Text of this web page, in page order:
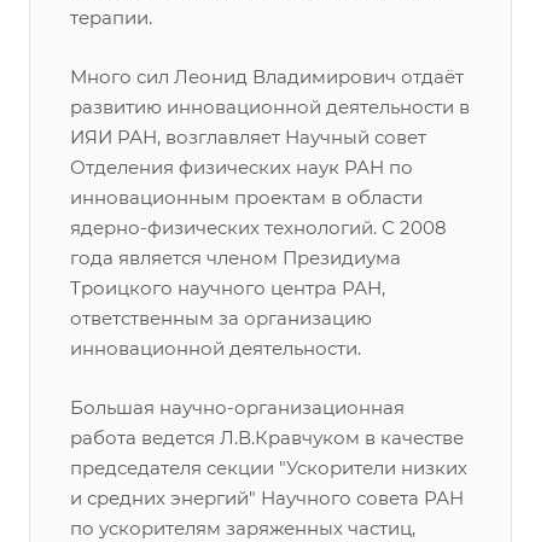
терапии.
Много сил Леонид Владимирович отдаёт
развитию инновационной деятельности в
ИЯИ РАН, возглавляет Научный совет
Отделения физических наук РАН по
инновационным проектам в области
ядерно-физических технологий. С 2008
года является членом Президиума
Троицкого научного центра РАН,
ответственным за организацию
инновационной деятельности.
Большая научно-организационная
работа ведется Л.В.Кравчуком в качестве
председателя секции "Ускорители низких
и средних энергий" Научного совета РАН
по ускорителям заряженных частиц,